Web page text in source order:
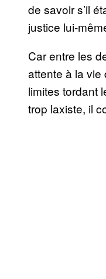
de savoir s’il
justice lui-
Car entre les
attente à la vie
limites tordant
trop laxiste, il